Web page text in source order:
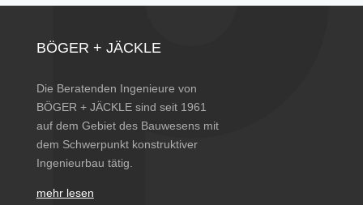
BÖGER + JÄCKLE
Die Beratenden Ingenieure von
BÖGER + JÄCKLE sind seit 1961
auf dem Gebiet des Bauwesens mit
dem Schwerpunkt konstruktiver
Ingenieurbau tätig.
mehr lesen